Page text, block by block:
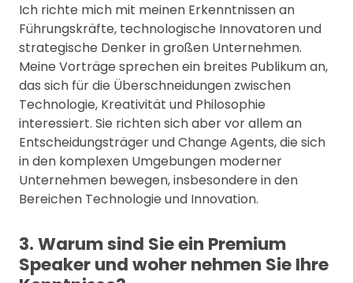
Ich richte mich mit meinen Erkenntnissen an
Führungskräfte, technologische Innovatoren und
strategische Denker in großen Unternehmen.
Meine Vorträge sprechen ein breites Publikum an,
das sich für die Überschneidungen zwischen
Technologie, Kreativität und Philosophie
interessiert. Sie richten sich aber vor allem an
Entscheidungsträger und Change Agents, die sich
in den komplexen Umgebungen moderner
Unternehmen bewegen, insbesondere in den
Bereichen Technologie und Innovation.
3. Warum sind Sie ein Premium
Speaker und woher nehmen Sie Ihre